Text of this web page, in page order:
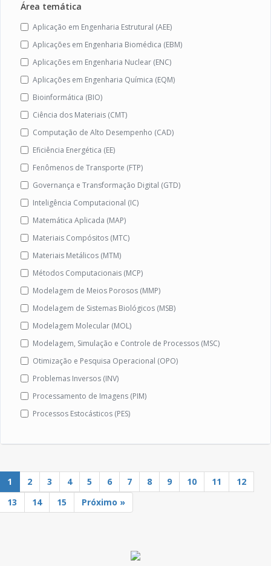
Área temática
Aplicação em Engenharia Estrutural (AEE)
Aplicações em Engenharia Biomédica (EBM)
Aplicações em Engenharia Nuclear (ENC)
Aplicações em Engenharia Química (EQM)
Bioinformática (BIO)
Ciência dos Materiais (CMT)
Computação de Alto Desempenho (CAD)
Eficiência Energética (EE)
Fenômenos de Transporte (FTP)
Governança e Transformação Digital (GTD)
Inteligência Computacional (IC)
Matemática Aplicada (MAP)
Materiais Compósitos (MTC)
Materiais Metálicos (MTM)
Métodos Computacionais (MCP)
Modelagem de Meios Porosos (MMP)
Modelagem de Sistemas Biológicos (MSB)
Modelagem Molecular (MOL)
Modelagem, Simulação e Controle de Processos (MSC)
Otimização e Pesquisa Operacional (OPO)
Problemas Inversos (INV)
Processamento de Imagens (PIM)
Processos Estocásticos (PES)
1 2 3 4 5 6 7 8 9 10 11
12
13
14 15 Próximo »